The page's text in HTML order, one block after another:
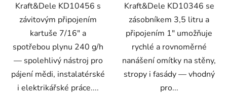
Kraft&Dele KD10456 s
závitovým připojením
kartuše 7/16" a
spotřebou plynu 240 g/h
— spolehlivý nástroj pro
pájení mědi, instalatérské
i elektrikářské práce....
Kraft&Dele KD10346 se
zásobníkem 3,5 litru a
připojením 1" umožňuje
rychlé a rovnoměrné
nanášení omítky na stěny,
stropy i fasády — vhodný
pro...